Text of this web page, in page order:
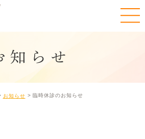
知らせ
お知らせ 臨時休診のお知らせ